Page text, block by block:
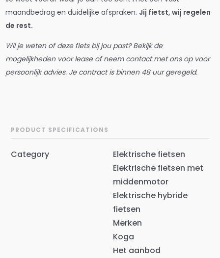
maandbedrag en duidelijke afspraken. Jij fietst, wij regelen
de rest.
Wil je weten of deze fiets bij jou past? Bekijk de
mogelijkheden voor lease of neem contact met ons op voor
persoonlijk advies. Je contract is binnen 48 uur geregeld.
PRODUCT SPECIFICATIONS
Category
Elektrische fietsen
Elektrische fietsen met
middenmotor
Elektrische hybride
fietsen
Merken
Koga
Het aanbod